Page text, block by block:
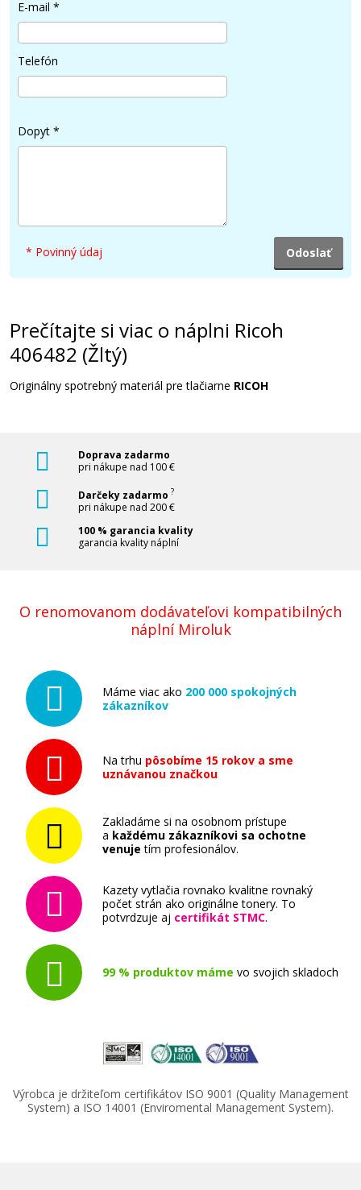
Pridať do košíka
Pridať do košíka
Pridať do košíka
Ricoh 406350 (Purpurový)
90,90 €
Pridať do košíka
Ricoh 406351 (Žltý)
E-mail *
Telefón
Dopyt *
* Povinný údaj
Prečítajte si viac o náplni Ricoh
406482 (Žltý)
Originálny spotrebný materiál pre tlačiarne RICOH
Doprava zadarmo
pri nákupe nad 100 €
Darčeky zadarmo ?
pri nákupe nad 200 €
100 % garancia kvality
garancia kvality náplní
O renomovanom dodávateľovi kompatibilných
náplní Miroluk
Máme viac ako 200 000 spokojných
zákazníkov
Na trhu pôsobíme 15 rokov a sme
uznávanou značkou
Zakladáme si na osobnom prístupe
a každému zákazníkovi sa ochotne
venuje tím profesionálov.
Kazety vytlačia rovnako kvalitne rovnaký
počet strán ako originálne tonery. To
potvrdzuje aj certifikát STMC.
99 % produktov máme vo svojich skladoch
Výrobca je držiteľom certifikátov ISO 9001 (Quality Management
System) a ISO 14001 (Enviromental Management System).